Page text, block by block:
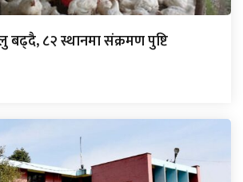
बढ्दै, ८२ स्थानमा संक्रमण पुष्टि